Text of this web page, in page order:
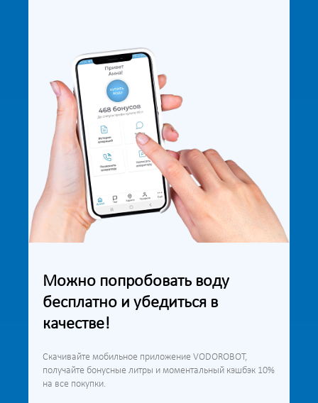
Можно попробовать воду
бесплатно и убедиться в
качестве!
Скачивайте мобильное приложение VODOROBOT,
получайте бонусные литры и моментальный кэшбэк 10%
на все покупки.